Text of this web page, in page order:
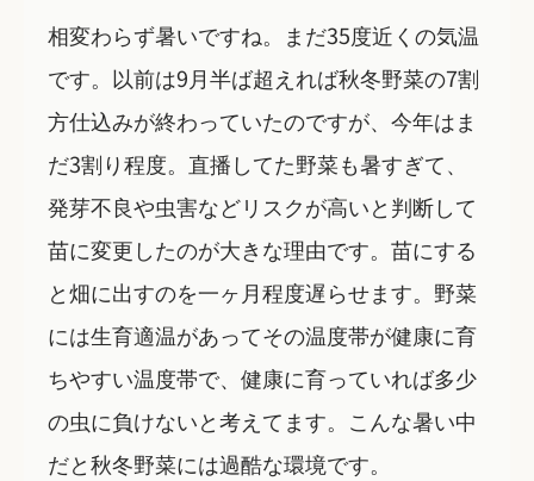
相変わらず暑いですね。まだ35度近くの気温
です。以前は9月半ば超えれば秋冬野菜の7割
方仕込みが終わっていたのですが、今年はま
だ3割り程度。直播してた野菜も暑すぎて、
発芽不良や虫害などリスクが高いと判断して
苗に変更したのが大きな理由です。苗にする
と畑に出すのを一ヶ月程度遅らせます。野菜
には生育適温があってその温度帯が健康に育
ちやすい温度帯で、健康に育っていれば多少
の虫に負けないと考えてます。こんな暑い中
だと秋冬野菜には過酷な環境です。